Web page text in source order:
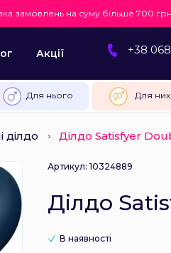
замовлень на суму більше 700 грн
Акції +38
Для нього Для них
ділдо Ділдо Satisfyer
Артикул: 10324889
Ділдо
В наявності